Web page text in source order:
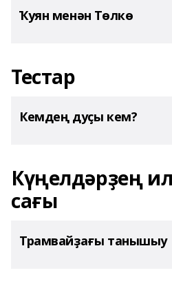
Ҡуян менән Төлкө
Тестар
Кемдең дуҫы кем?
Күңелдәрҙең
сағы
Трамвайҙағы танышыу